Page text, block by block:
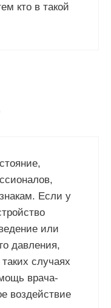
кто в такой
Если у
или
давления,
случаях
врача-
воздействие